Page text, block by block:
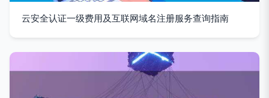
云安全认证一级费用及互联网域名注册服务查询指南